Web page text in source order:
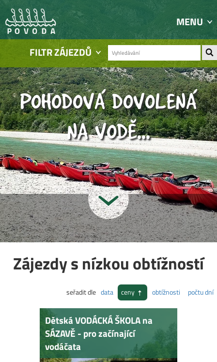
MENU
FILTR ZÁJEZDŮ
POHODOVÁ DOVOLENÁ
NA VODĚ...
Zájezdy s nízkou obtížností
seřadit dle data ceny obtížnosti počtu dní
Dětská VODÁCKÁ ŠKOLA na
SÁZAVĚ - pro začínající
vodáčata